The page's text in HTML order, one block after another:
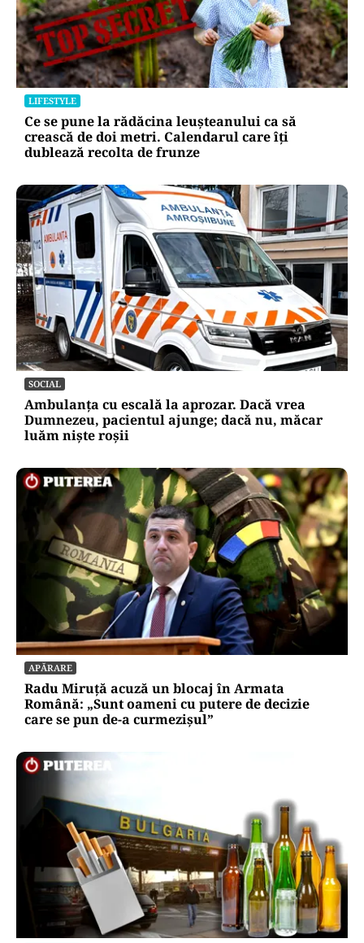
LIFESTYLE
Ce se pune la rădăcina leușteanului ca să
crească de doi metri. Calendarul care îți
dublează recolta de frunze
SOCIAL
Ambulanța cu escală la aprozar. Dacă vrea
Dumnezeu, pacientul ajunge; dacă nu, măcar
luăm niște roșii
APĂRARE
Radu Miruță acuză un blocaj în Armata
Română: „Sunt oameni cu putere de decizie
care se pun de-a curmezișul”